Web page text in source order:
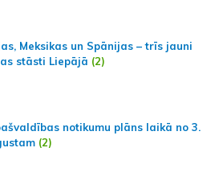
Meksikas un Spānijas – trīs jauni
stāsti Liepājā (2)
notikumu plāns laikā no 3.
(2)